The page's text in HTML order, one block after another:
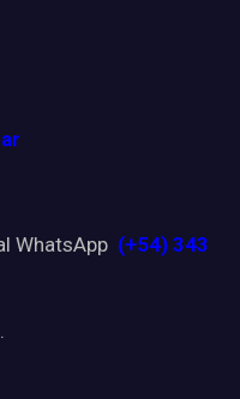
WhatsApp (+54) 343